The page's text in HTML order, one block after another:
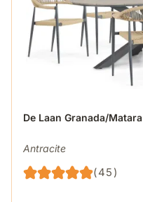
De Laan Granada/
Antracite
(45)
De prijs is afhankelijk